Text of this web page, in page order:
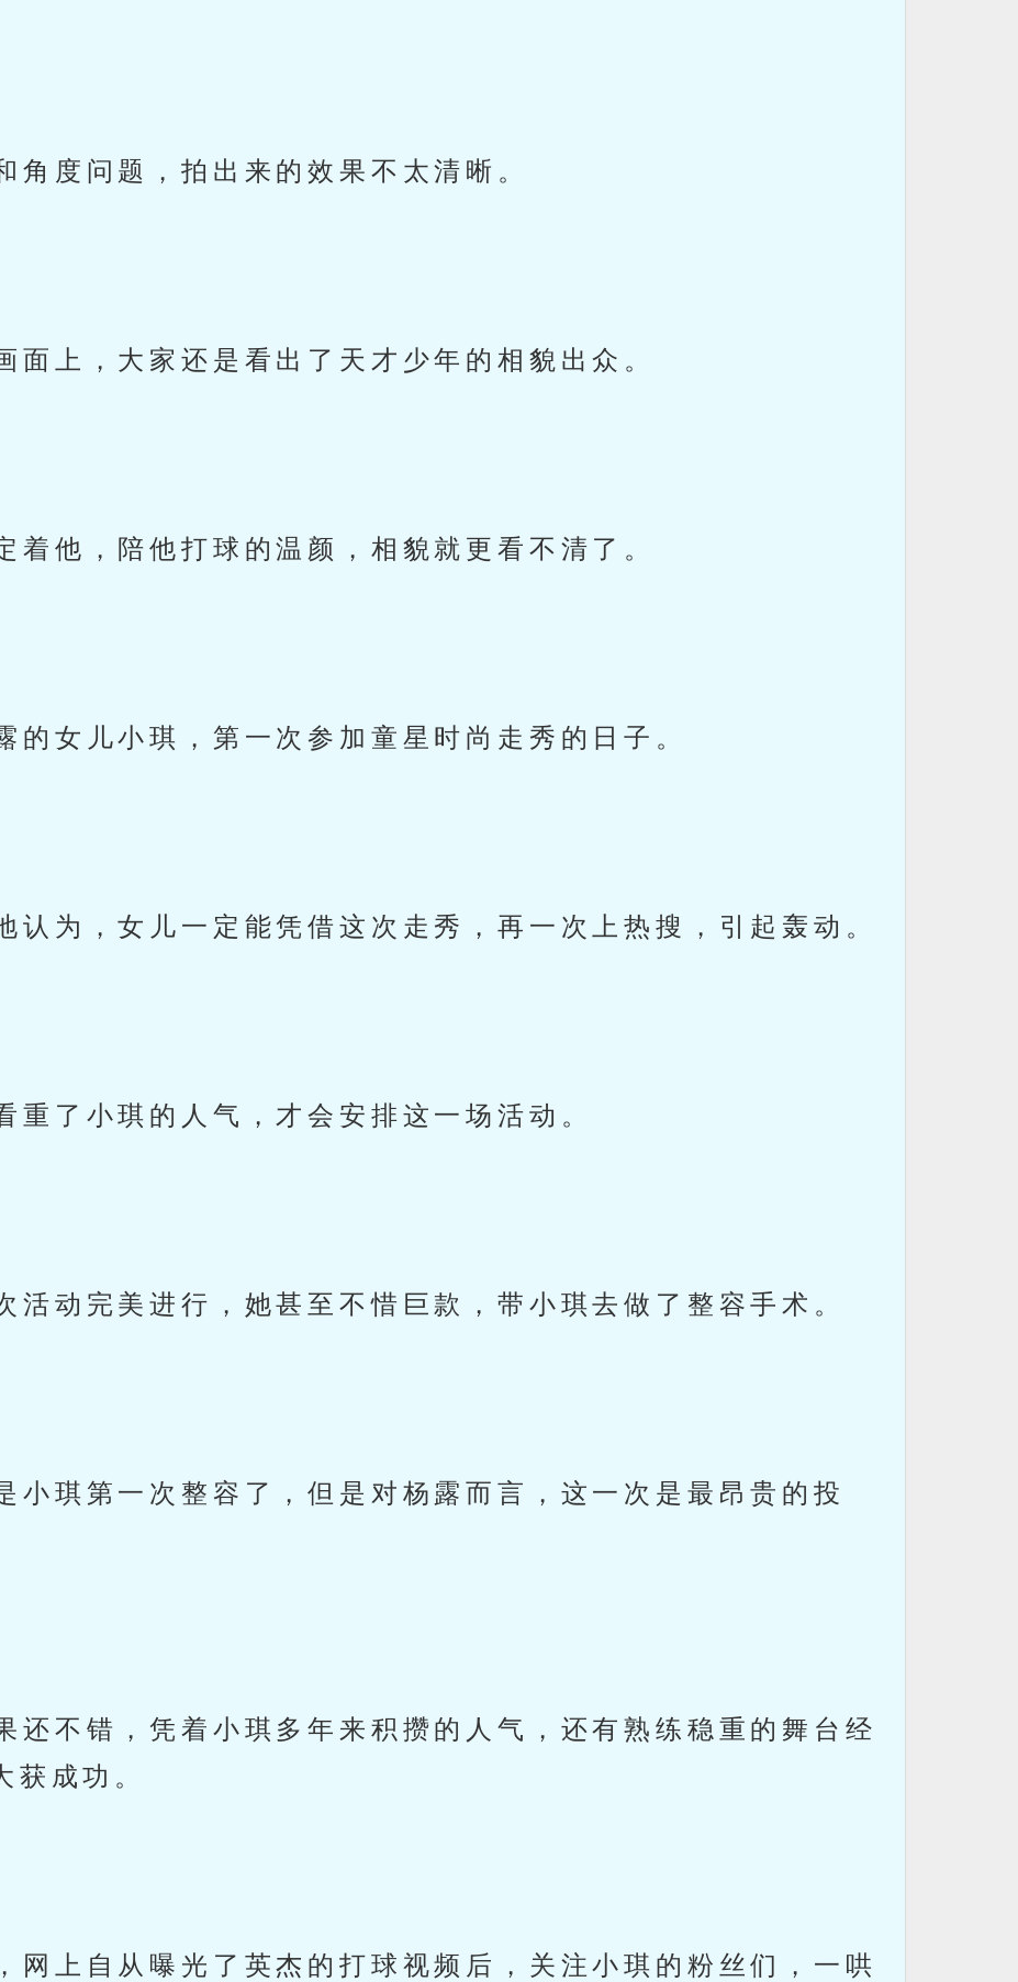
度问题，拍出来的效果不太清晰。
上，大家还是看出了天才少年的相貌出众。
他，陪他打球的温颜，相貌就更看不清了。
女儿小琪，第一次参加童星时尚走秀的日子。
为，女儿一定能凭借这次走秀，再一次上热搜，引起轰动。
了小琪的人气，才会安排这一场活动。
动完美进行，她甚至不惜巨款，带小琪去做了整容手术。
琪第一次整容了，但是对杨露而言，这一次是最昂贵的投
不错，凭着小琪多年来积攒的人气，还有熟练稳重的舞台经
成功。
上自从曝光了英杰的打球视频后，关注小琪的粉丝们，一哄